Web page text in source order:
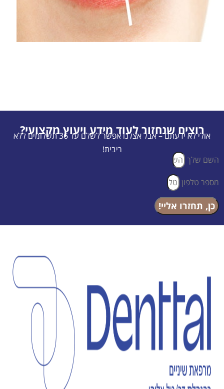
רוצים שנחזור לעוד מידע ויעוץ מקצועי?
אולי לא ידעתם – אבל אצלנו אפשר לשלם עד 36 תשלומים ללא
ריבית!
השם שלך
מספר טלפון
כן, תחזרו אליי!